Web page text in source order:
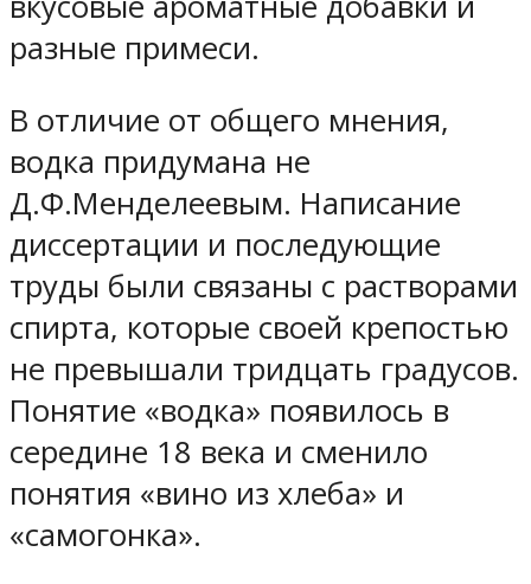
разные примеси.
В отличие от общего мнения,
водка придумана не
Д.Ф.Менделеевым. Написание
диссертации и последующие
труды были связаны с растворами
спирта, которые своей крепостью
не превышали тридцать градусов.
Понятие «водка» появилось в
середине 18 века и сменило
понятия «вино из хлеба» и
«самогонка».